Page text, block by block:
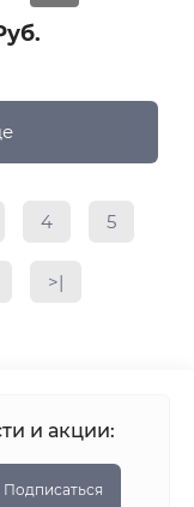
4 5
>|
и акции:
Подписаться